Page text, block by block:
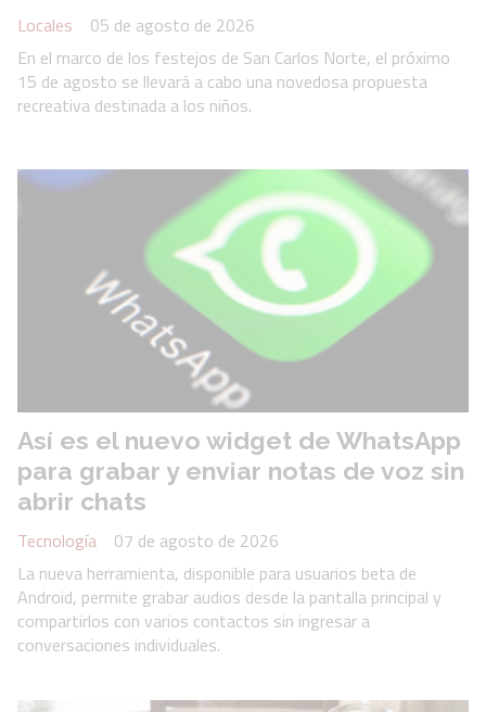
Locales
05 de agosto de 2026
En el marco de los festejos de San Carlos Norte, el próximo
15 de agosto se llevará a cabo una novedosa propuesta
recreativa destinada a los niños.
Así es el nuevo widget de WhatsApp
para grabar y enviar notas de voz sin
abrir chats
Tecnología
07 de agosto de 2026
La nueva herramienta, disponible para usuarios beta de
Android, permite grabar audios desde la pantalla principal y
compartirlos con varios contactos sin ingresar a
conversaciones individuales.